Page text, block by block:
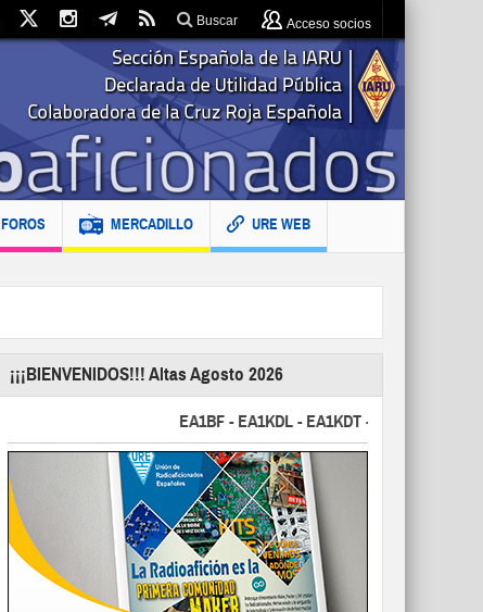
Buscar Acceso socios
FOROS MERCADILLO URE WEB
¡¡¡BIENVENIDOS!!! Altas Agosto 2026
EA1BF - EA1KDL - EA1KDT - EA2FBJ - EA2FJU -